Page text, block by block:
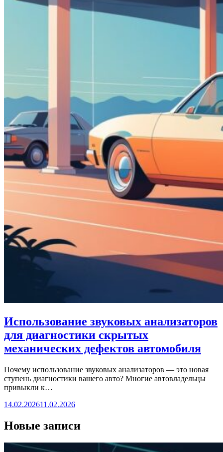
Использование звуковых анализаторов
для диагностики скрытых
механических дефектов автомобиля
Почему использование звуковых анализаторов — это новая
ступень диагностики вашего авто? Многие автовладельцы
привыкли к…
14.02.202611.02.2026
Новые записи